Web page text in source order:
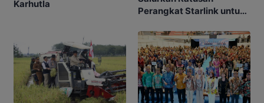
Karhutla
Perangkat Starlink untuk